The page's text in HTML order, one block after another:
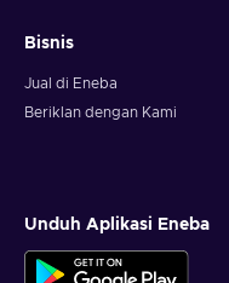
Bisnis
Jual di Eneba
Beriklan dengan Kami
Unduh Aplikasi Eneba